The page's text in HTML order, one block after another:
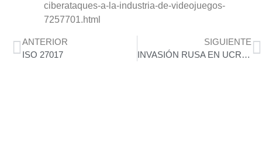
ciberataques-a-la-industria-de-videojuegos-
7257701.html
ANTERIOR
ISO 27017
SIGUIENTE
INVASIÓN RUSA EN UCRANIA ¿COMO PROTEGER A MI ORGANIZACIÓN ANTE ESTE PANORAMA DE RIESGO ACTUAL?